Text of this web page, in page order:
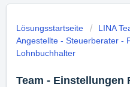
Lösungsstartseite LINA
Angestellte - Steuerberater -
Lohnbuchhalter
Team - Einstellungen